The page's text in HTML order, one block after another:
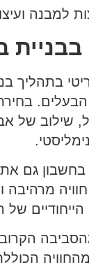
בתהליך
שילוב של
גם את
של
הקרובה